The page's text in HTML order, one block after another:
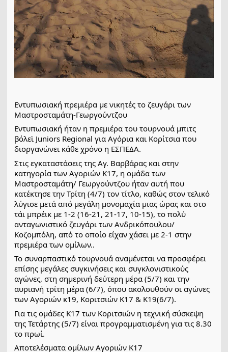
Εντυπωσιακή πρεμιέρα με νικητές το ζευγάρι των
Μαστροσταμάτη-Γεωργούντζου
Εντυπωσιακή ήταν η πρεμιέρα του τουρνουά μπιτς
βόλεϊ Juniors Regional για Αγόρια και Κορίτσια που
διοργανώνει κάθε χρόνο η ΕΣΠΕΔΑ.
Στις εγκαταστάσεις της Αγ. Βαρβάρας και στην
κατηγορία των Αγοριών Κ17, η ομάδα των
Μαστροσταμάτη/ Γεωργούντζου ήταν αυτή που
κατέκτησε την Τρίτη (4/7) τον τίτλο, καθώς στον τελικό
λύγισε μετά από μεγάλη μονομαχία μιας ώρας και στο
τάι μπρέικ με 1-2 (16-21, 21-17, 10-15), το πολύ
ανταγωνιστικό ζευγάρι των Ανδρικόπουλου/
Κοζομπόλη, από το οποίο είχαν χάσει με 2-1 στην
πρεμιέρα των ομίλων..
Το συναρπαστικό τουρνουά αναμένεται να προσφέρει
επίσης μεγάλες συγκινήσεις και συγκλονιστικούς
αγώνες, στη σημερινή δεύτερη μέρα (5/7) και την
αυριανή τρίτη μέρα (6/7), όπου ακολουθούν οι αγώνες
των Αγοριών κ19, Κοριτσιών Κ17 & Κ19(6/7).
Για τις ομάδες Κ17 των Κοριτσιών η τεχνική σύσκεψη
της Τετάρτης (5/7) είναι προγραμματισμένη για τις 8.30
το πρωί.
Αποτελέσματα ομίλων Αγοριών Κ17